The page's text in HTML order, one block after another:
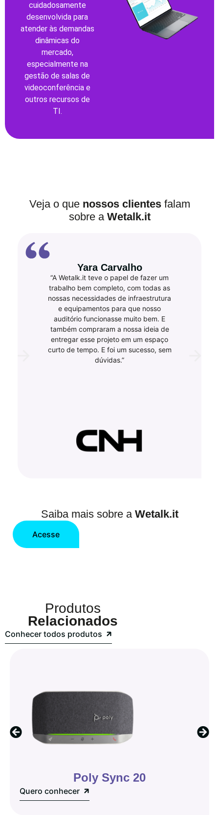
cuidadosamente
desenvolvida para
atender às demandas
dinâmicas do
mercado,
especialmente na
gestão de salas de
videoconferência e
outros recursos de
TI.
Veja o que nossos clientesfalam
sobre a Wetalk.it
Yara Carvalho
“A Wetalk.it teve o papel de fazer um
trabalho bem completo, com todas as
nossas necessidades de infraestrutura
e equipamentos para que nosso
auditório funcionasse muito bem. E
também compraram a nossa ideia de
entregar esse projeto em um espaço
curto de tempo. E foi um sucesso, sem
dúvidas.”
Saiba mais sobre a Wetalk.it
Acesse
Produtos
Relacionados
Conhecer todos produtos
Poly Sync 20
Quero conhecer